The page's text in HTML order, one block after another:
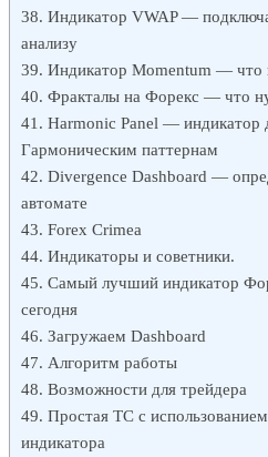
Индикатор VWAP —
анализу
Индикатор Momentum — что
Фракталы на Форекс — что
Harmonic Panel — индикатор
Гармоническим паттернам
Divergence Dashboard —
автомате
Forex Crimea
Индикаторы и советники.
Самый лучший индикатор
сегодня
Загружаем Dashboard
Алгоритм работы
Возможности для трейдера
Простая ТС с
индикатора